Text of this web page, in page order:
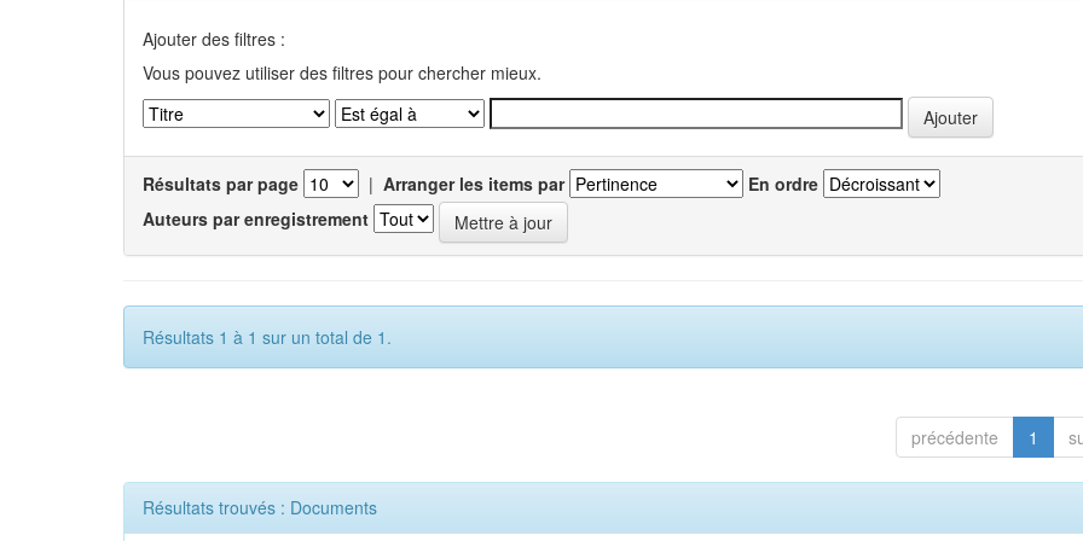
Ajouter des filtres :
Vous pouvez utiliser des filtres pour chercher mieux.
Résultats par page | Arranger les items par
En ordre
Auteurs par enregistrement
Résultats 1 à 1 sur un total de 1.
précédente 1
Résultats trouvés : Documents